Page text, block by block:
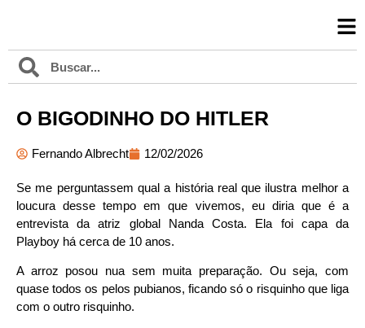
O BIGODINHO DO HITLER
Fernando Albrecht 12/02/2026
Se me perguntassem qual a história real que ilustra melhor a
loucura desse tempo em que vivemos, eu diria que é a
entrevista da atriz global Nanda Costa. Ela foi capa da
Playboy há cerca de 10 anos.
A arroz posou nua sem muita preparação. Ou seja, com
quase todos os pelos pubianos, ficando só o risquinho que liga
com o outro risquinho.